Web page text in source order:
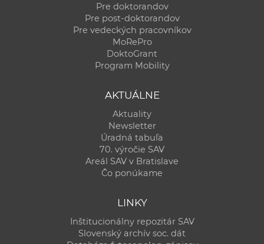
Pre doktorandov
Pre post-doktorandov
Pre vedeckých pracovníkov
MoRePro
DoktoGrant
Program Mobility
AKTUÁLNE
Aktuality
Newsletter
Úradná tabuľa
70. výročie SAV
Areál SAV v Bratislave
Čo ponúkame
LINKY
Inštitucionálny repozitár SAV
Slovenský archív soc. dát